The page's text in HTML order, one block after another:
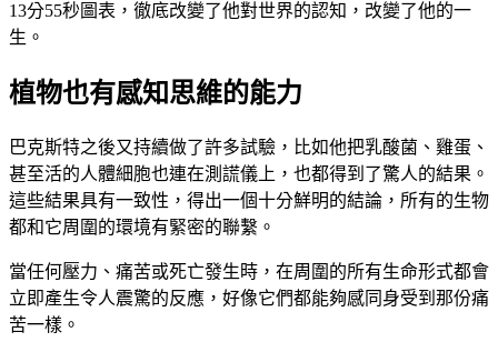
13分55秒圖表，徹底改變了他對世界的認知，改變了他的一
生。
植物也有感知思維的能力
巴克斯特之後又持續做了許多試驗，比如他把乳酸菌、雞蛋、
甚至活的人體細胞也連在測謊儀上，也都得到了驚人的結果。
這些結果具有一致性，得出一個十分鮮明的結論，所有的生物
都和它周圍的環境有緊密的聯繫。
當任何壓力、痛苦或死亡發生時，在周圍的所有生命形式都會
立即產生令人震驚的反應，好像它們都能夠感同身受到那份痛
苦一樣。